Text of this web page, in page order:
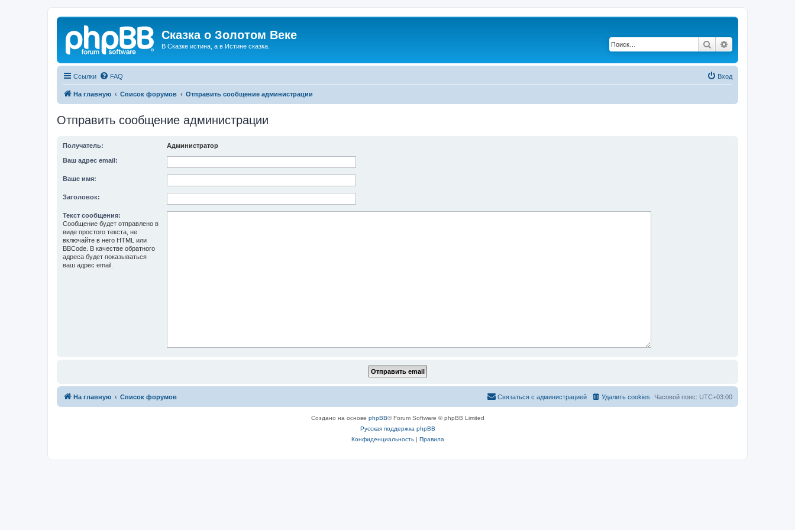
Сказка о Золотом Веке
В Сказке истина, а в Истине сказка. Поиск
Ссылки FAQ Вход
На главную Список форумов Отправить сообщение администрации
Отправить сообщение администрации
Получатель: Администратор
Ваш адрес email:
Ваше имя:
Заголовок:
Текст сообщения:
Сообщение будет отправлено в
виде простого текста, не
включайте в него HTML или
BBCode. В качестве обратного
адреса будет показываться
ваш адрес email.
На главную Список форумов Часовой пояс: UTC+03:00
Удалить cookies
Связаться с администрацией
Создано на основе phpBB® Forum Software © phpBB Limited
Русская поддержка phpBB
Конфиденциальность| Правила